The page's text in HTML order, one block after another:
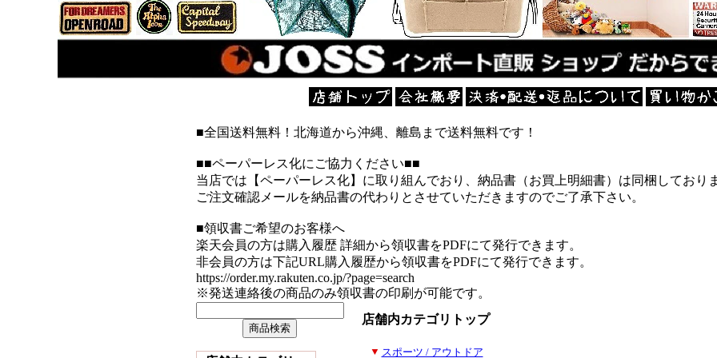
■全国送料無料！北海道から沖縄、離島まで送料無料です！
■■ペーパーレス化にご協力ください■■
当店では【ペーパーレス化】に取り組んでおり、納品書（お買上明細書）は同梱しており
ご注文確認メールを納品書の代わりとさせていただきますのでご了承下さい。
■領収書ご希望のお客様へ
楽天会員の方は購入履歴 詳細から領収書をPDFにて発行できます。
非会員の方は下記URL購入履歴から領収書をPDFにて発行できます。
https://order.my.rakuten.co.jp/?page=search
※発送連絡後の商品のみ領収書の印刷が可能です。
店舗内カテゴリトップ
▼ スポーツ / アウトドア